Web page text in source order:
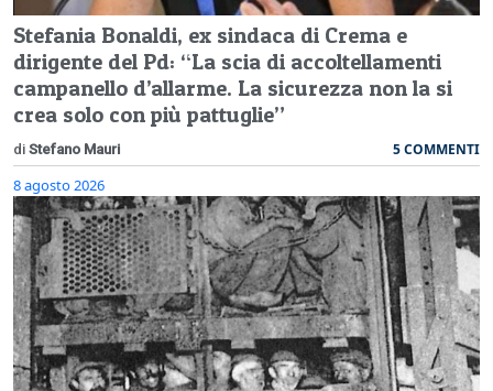
Stefania Bonaldi, ex sindaca di Crema e
dirigente del Pd: “La scia di accoltellamenti
campanello d’allarme. La sicurezza non la si
crea solo con più pattuglie”
di Stefano Mauri 5 COMMENTI
8 agosto 2026